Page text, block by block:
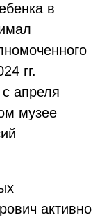
в
гг.
апреля
музее
активно